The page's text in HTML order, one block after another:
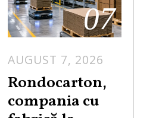
07
AUGUST 7, 2026
G
Rondocarton,
compania cu